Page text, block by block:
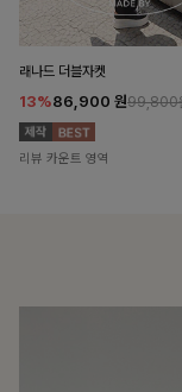
래나드 더블자켓
13%86,900 원99,800
리뷰 카운트 영역